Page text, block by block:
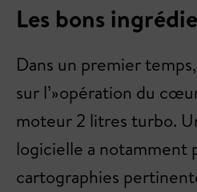
Les bons
Dans un premier
sur l’»opération du
moteur 2 litres turbo.
logicielle a notamment
cartographies